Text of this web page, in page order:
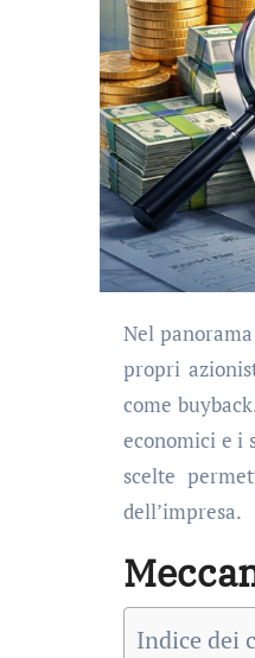
Nel panorama della gestione dei capitali, le società dispongono di due strumenti principali per remunerare i
propri
come
economici e i
scelte
dell’impresa.
Indice dei